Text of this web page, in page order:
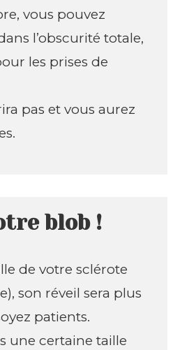
vous pouvez
l’obscurité totale,
les prises de
pas et vous aurez
blob !
de votre sclérote
son réveil sera plus
patients.
une certaine taille